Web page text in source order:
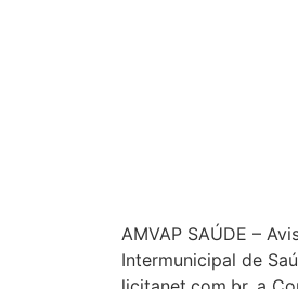
AMVAP SAÚDE –
Intermunicipal de